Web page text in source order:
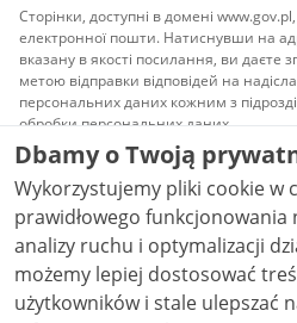
Сторінки, доступні в домені
електронної пошти. Натиснувши на
вказану в якості посилання, ви даєте
метою відправки відповідей на
персональних даних кожним з
обробки персональних даних.
Весь контент, що
на умовах ліцензії
PL, якщо не вказано
Dbamy o Twoją
Wykorzystujemy pliki cookie w
prawidłowego funkcjonowania
analizy ruchu i optymalizacji działania
możemy lepiej dostosować
użytkowników i stale ulepszać nasze